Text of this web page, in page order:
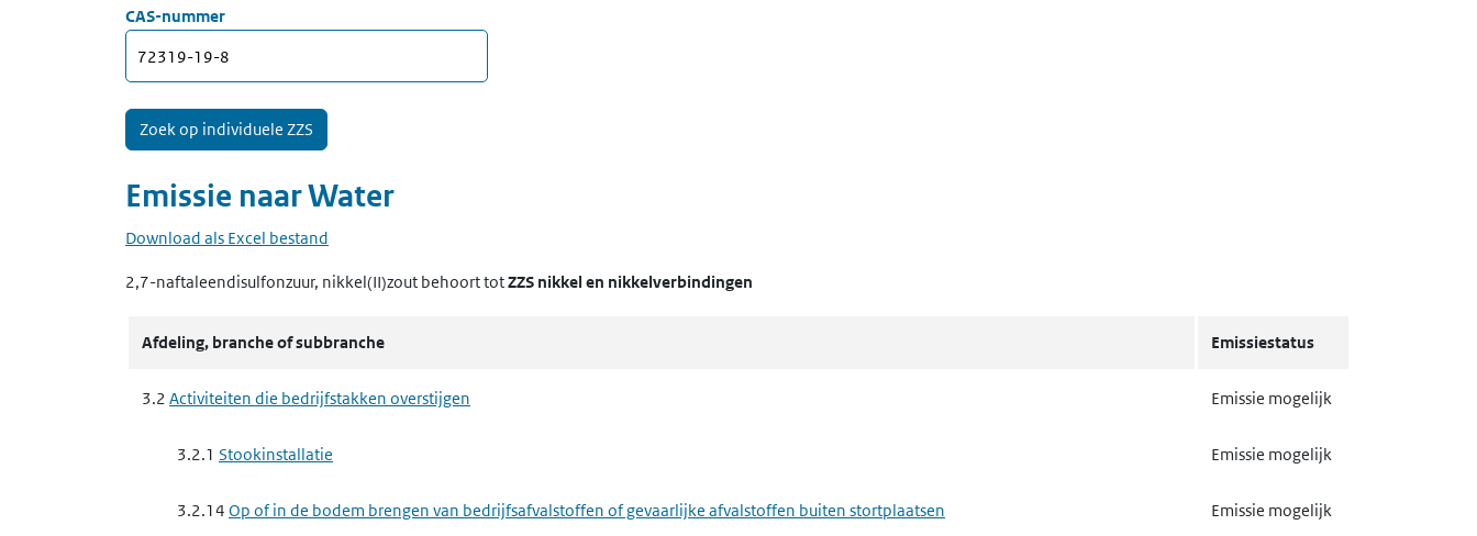
CAS-nummer
Emissie naarWater
Download als Excel bestand
2,7-naftaleendisulfonzuur, nikkel(II)zout behoort totZZS nikkel en nikkelverbindingen
Afdeling, branche of subbranche Emissiestatus
3.2 Activiteiten die bedrijfstakken overstijgen Emissie mogelijk
3.2.1 Stookinstallatie Emissie mogelijk
3.2.14 Op of in de bodem brengen van bedrijfsafvalstoffen of gevaarlijke afvalstoffen buiten stortplaatsen Emissie mogelijk